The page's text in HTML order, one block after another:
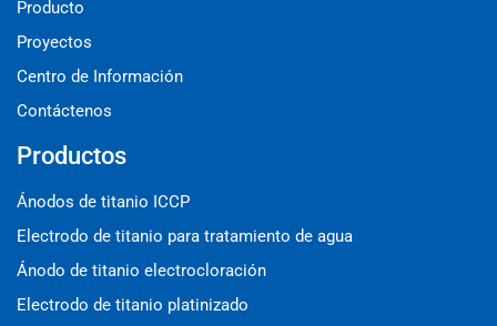
Producto
Proyectos
Centro de Información
Contáctenos
Productos
Ánodos de titanio ICCP
Electrodo de titanio para tratamiento de agua
Ánodo de titanio electrocloración
Electrodo de titanio platinizado